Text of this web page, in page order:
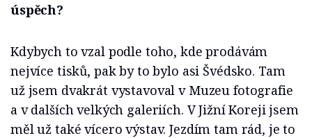
úspěch?
Kdybych to vzal podle toho, kde prodávám
nejvíce tisků, pak by to bylo asi Švédsko. Tam
už jsem dvakrát vystavoval v Muzeu fotografie
a v dalších velkých galeriích. V Jižní Koreji jsem
měl už také vícero výstav. Jezdím tam rád, je to